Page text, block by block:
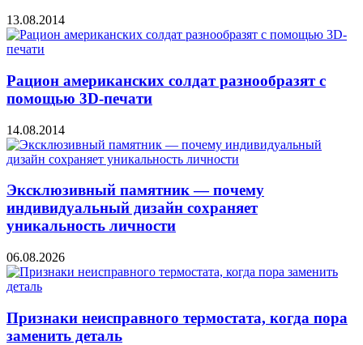
13.08.2014
Рацион американских солдат разнообразят с
помощью 3D-печати
14.08.2014
Эксклюзивный памятник — почему
индивидуальный дизайн сохраняет
уникальность личности
06.08.2026
Признаки неисправного термостата, когда пора
заменить деталь